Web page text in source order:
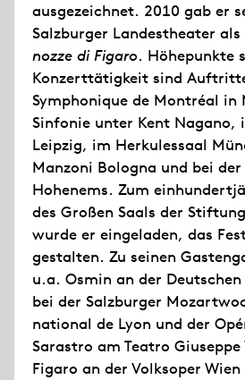
ausgezeichnet. 2010 gab er
Salzburger Landestheater
nozze di Figaro. Höhepunkte
Konzerttätigkeit sind
Symphonique de Montréal in
Sinfonie unter Kent Nagano,
Leipzig, im Herkulessaal
Manzoni Bologna und bei
Hohenems. Zum
des Großen Saals der
wurde er eingeladen, das
gestalten. Zu seinen
u.a. Osmin an der
bei der Salzburger
national de Lyon und der
Sarastro am Teatro Giuseppe
Figaro an der Volksoper